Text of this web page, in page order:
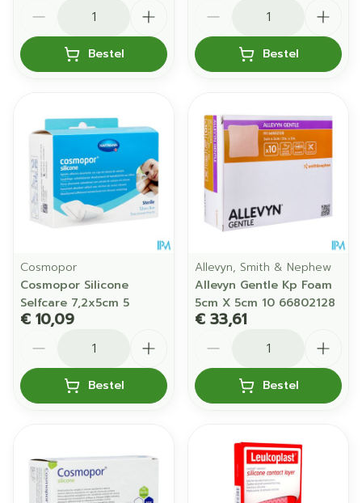
Bestel Bestel
Cosmopor
Cosmopor Silicone
Selfcare 7,2x5cm 5
€ 10,09
Bestel
Allevyn, Smith & Nephew
Allevyn Gentle Kp Foam
5cm X 5cm 10 66802128
€ 33,61
Bestel